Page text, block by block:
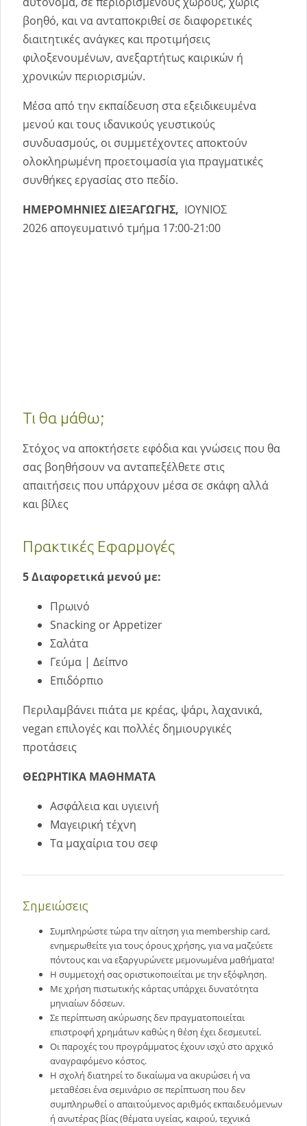
βοηθό, και να ανταποκριθεί σε διαφορετικές
διαιτητικές ανάγκες και προτιμήσεις
φιλοξενουμένων, ανεξαρτήτως καιρικών ή
χρονικών περιορισμών.
Μέσα από την εκπαίδευση στα εξειδικευμένα
μενού και τους ιδανικούς γευστικούς
συνδυασμούς, οι συμμετέχοντες αποκτούν
ολοκληρωμένη προετοιμασία για πραγματικές
συνθήκες εργασίας στο πεδίο.
ΗΜΕΡΟΜΗΝΙΕΣ ΔΙΕΞΑΓΩΓΗΣ, ΙΟΥΝΙΟΣ
2026 απογευματινό τμήμα 17:00-21:00
Τι θα μάθω;
Στόχος να αποκτήσετε εφόδια και γνώσεις που θα
σας βοηθήσουν να ανταπεξέλθετε στις
απαιτήσεις που υπάρχουν μέσα σε σκάφη αλλά
και βίλες
Πρακτικές Εφαρμογές
5 Διαφορετικά μενού με:
Πρωινό
Snacking or Appetizer
Σαλάτα
Γεύμα | Δείπνο
Επιδόρπιο
Περιλαμβάνει πιάτα με κρέας, ψάρι, λαχανικά,
vegan επιλογές και πολλές δημιουργικές
προτάσεις
ΘΕΩΡΗΤΙΚΑ ΜΑΘΗΜΑΤΑ
Ασφάλεια και υγιεινή
Μαγειρική τέχνη
Τα μαχαίρια του σεφ
Σημειώσεις
Συμπληρώστε τώρα την αίτηση για membership card,
ενημερωθείτε για τους όρους χρήσης, για να μαζεύετε
πόντους και να εξαργυρώνετε μεμονωμένα μαθήματα!
Η συμμετοχή σας οριστικοποιείται με την εξόφληση.
Με χρήση πιστωτικής κάρτας υπάρχει δυνατότητα
μηνιαίων δόσεων.
Σε περίπτωση ακύρωσης δεν πραγματοποιείται
επιστροφή χρημάτων καθώς η θέση έχει δεσμευτεί.
Οι παροχές του προγράμματος έχουν ισχύ στο αρχικό
αναγραφόμενο κόστος.
Η σχολή διατηρεί το δικαίωμα να ακυρώσει ή να
μεταθέσει ένα σεμινάριο σε περίπτωση που δεν
συμπληρωθεί ο απαιτούμενος αριθμός εκπαιδευόμενων
ή ανωτέρας βίας (θέματα υγείας, καιρού, τεχνικά